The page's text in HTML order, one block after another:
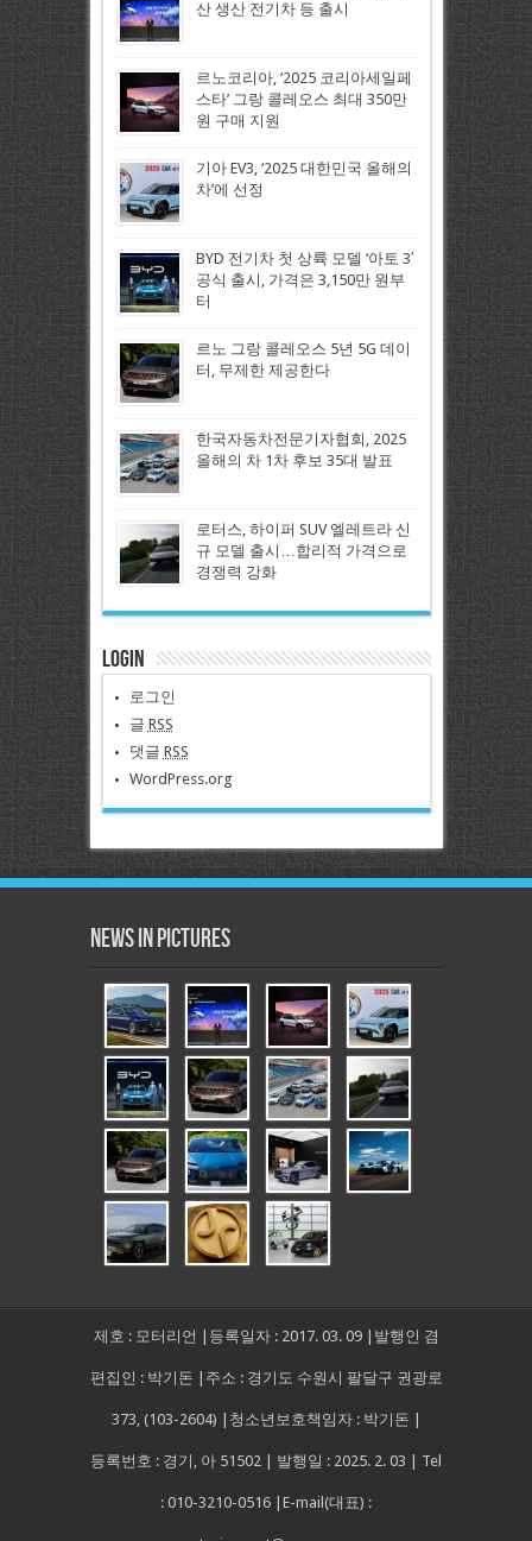
산 생산 전기차 등 출시
르노코리아, ‘2025 코리아세일페
스타’ 그랑 콜레오스 최대 350만
원 구매 지원
기아 EV3, ‘2025 대한민국 올해의
차’에 선정
BYD 전기차 첫 상륙 모델 ‘아토 3′
공식 출시, 가격은 3,150만 원부
터
르노 그랑 콜레오스 5년 5G 데이
터, 무제한 제공한다
한국자동차전문기자협회, 2025
올해의 차 1차 후보 35대 발표
로터스, 하이퍼 SUV 엘레트라 신
규 모델 출시…합리적 가격으로
경쟁력 강화
Login
로그인
글 RSS
댓글 RSS
WordPress.org
News in Pictures
제호 : 모터리언 |등록일자 : 2017. 03. 09 |발행인 겸
편집인 : 박기돈 |주소 : 경기도 수원시 팔달구 권광로
373, (103-2604) |청소년보호책임자 : 박기돈 |
등록번호 : 경기, 아 51502 | 발행일 : 2025. 2. 03 | Tel
: 010-3210-0516 |E-mail(대표) :